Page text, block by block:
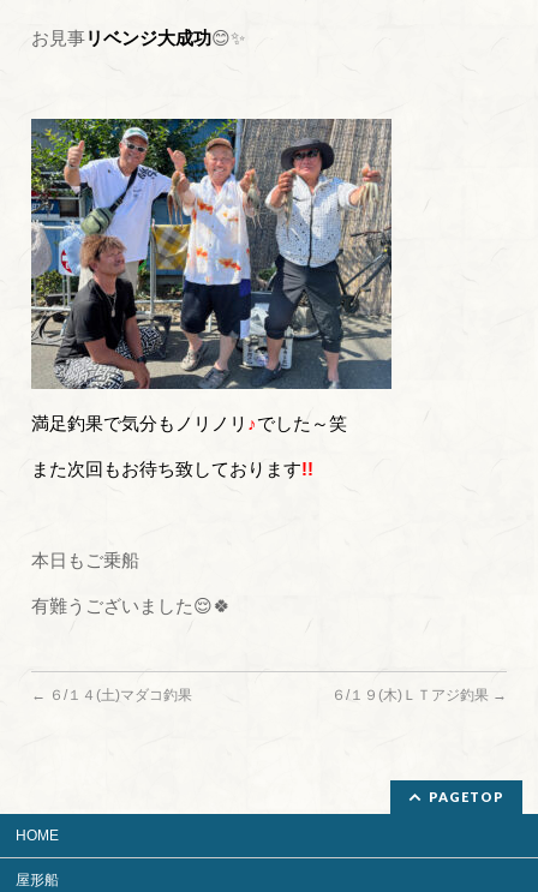
お見事リベンジ大成功😊✨
満足釣果で気分もノリノリ ♪でした～笑
また次回もお待ち致しております!!
本日もご乗船
有難うございました😌🍀
← ６/１４(土)マダコ釣果 ６/１９(木)ＬＴアジ釣果 →
PAGETOP
HOME
屋形船